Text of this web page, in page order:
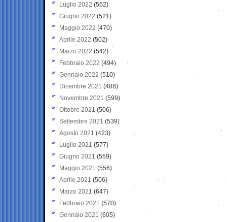
Luglio 2022 (562)
Giugno 2022 (521)
Maggio 2022 (470)
Aprile 2022 (502)
Marzo 2022 (542)
Febbraio 2022 (494)
Gennaio 2022 (510)
Dicembre 2021 (488)
Novembre 2021 (599)
Ottobre 2021 (506)
Settembre 2021 (539)
Agosto 2021 (423)
Luglio 2021 (577)
Giugno 2021(559)
Maggio 2021 (556)
Aprile 2021 (506)
Marzo 2021 (647)
Febbraio 2021 (570)
Gennaio 2021 (605)